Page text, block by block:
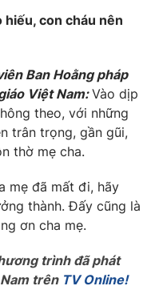
không có sự chấp
hiếu, con cháu nên
Ban Hoằng pháp
Việt Nam:Vào dịp
theo, với những
trân trọng, gần gũi,
thờ mẹ cha.
mẹ đã mất đi, hãy
thành. Đấy cũng là
ơn cha mẹ.
trình đã phát
trên TV Online!